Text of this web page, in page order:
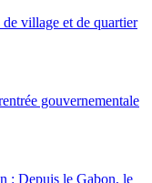
de village et de quartier
gouvernementale
: Depuis le Gabon, le